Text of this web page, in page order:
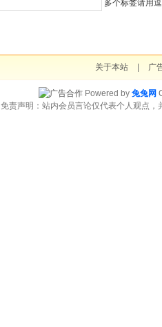
多个标签请用
关于本站 广
Powered by 兔兔网
免责声明：站内会员言论仅代表个人观点